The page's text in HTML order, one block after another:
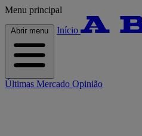
Menu principal
Abrir menu Início
Últimas Mercado Opinião